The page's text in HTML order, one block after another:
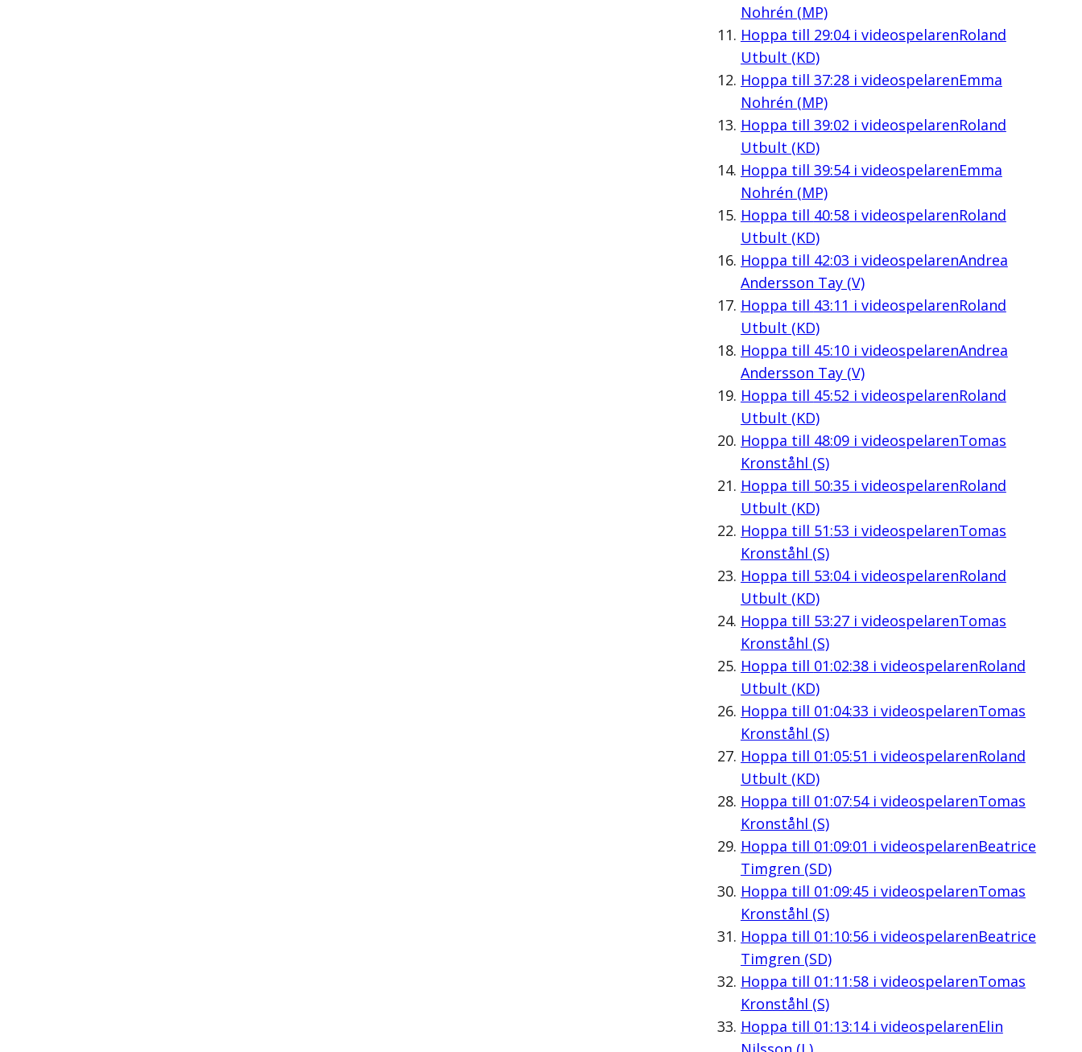
Nohrén (MP)
Hoppa till 29:04i videospelarenRoland
Utbult (KD)
Hoppa till 37:28i videospelarenEmma
Nohrén (MP)
Hoppa till 39:02 i videospelarenRoland
Utbult (KD)
Hoppa till 39:54i videospelarenEmma
Nohrén (MP)
Hoppa till 40:58i videospelarenRoland
Utbult (KD)
Hoppa till 42:03 i videospelarenAndrea
Andersson Tay (V)
Hoppa till 43:11 i videospelarenRoland
Utbult (KD)
Hoppa till 45:10i videospelarenAndrea
Andersson Tay (V)
Hoppa till 45:52 i videospelarenRoland
Utbult (KD)
Hoppa till 48:09i videospelarenTomas
Kronståhl (S)
Hoppa till 50:35i videospelarenRoland
Utbult (KD)
Hoppa till 51:53 i videospelarenTomas
Kronståhl (S)
Hoppa till 53:04i videospelarenRoland
Utbult (KD)
Hoppa till 53:27i videospelarenTomas
Kronståhl (S)
Hoppa till 01:02:38i videospelarenRoland
Utbult (KD)
Hoppa till 01:04:33 i videospelarenTomas
Kronståhl (S)
Hoppa till 01:05:51 i videospelarenRoland
Utbult (KD)
Hoppa till 01:07:54i videospelarenTomas
Kronståhl (S)
Hoppa till 01:09:01 i videospelarenBeatrice
Timgren (SD)
Hoppa till 01:09:45i videospelarenTomas
Kronståhl (S)
Hoppa till 01:10:56i videospelarenBeatrice
Timgren (SD)
Hoppa till 01:11:58i videospelarenTomas
Kronståhl (S)
Hoppa till 01:13:14i videospelarenElin